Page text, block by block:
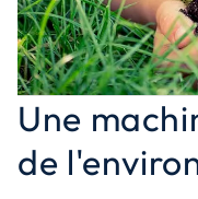
Une
de